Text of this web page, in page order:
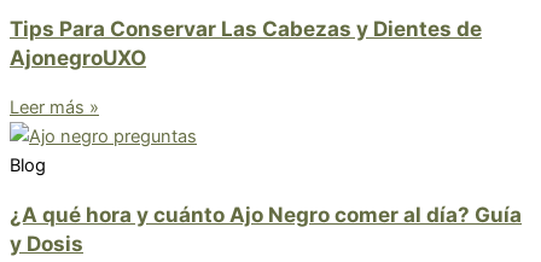
Tips Para Conservar Las Cabezas y Dientes de
AjonegroUXO
Leer más »
Blog
¿A qué hora y cuánto Ajo Negro comer al día? Guía
y Dosis